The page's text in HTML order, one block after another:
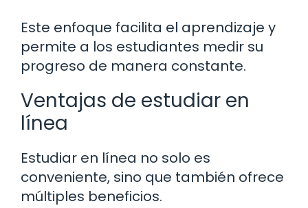
Este enfoque facilita el aprendizaje y
permite a los estudiantes medir su
progreso de manera constante.
Ventajas de estudiar en
línea
Estudiar en línea no solo es
conveniente, sino que también ofrece
múltiples beneficios.